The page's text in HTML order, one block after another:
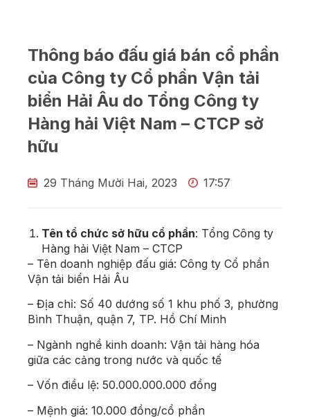
Thông báo đấu giá bán cổ phần
của Công ty Cổ phần Vận tải
biển Hải Âu do Tổng Công ty
Hàng hải Việt Nam – CTCP sở
hữu
29 Tháng Mười Hai, 2023 17:57
Tên tổ chức sở hữu cổ phần: Tổng Công ty
Hàng hải Việt Nam – CTCP
– Tên doanh nghiệp đấu giá: Công ty Cổ phần
Vận tải biển Hải Âu
– Địa chỉ: Số 40 dướng số 1 khu phố 3, phường
Bình Thuận, quận 7, TP. Hồ Chí Minh
– Ngành nghề kinh doanh: Vận tải hàng hóa
giữa các cảng trong nước và quốc tế
– Vốn điều lệ: 50.000.000.000 đồng
– Mệnh giá: 10.000 đồng/cổ phần